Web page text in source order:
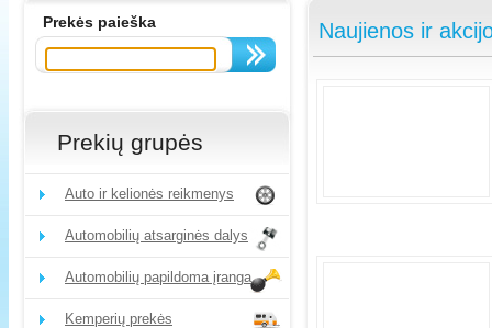
Prekės paieška
Prekių grupės
Auto ir kelionės reikmenys
Automobilių atsarginės dalys
Automobilių papildoma įranga
Kemperių prekės
Naujienos ir